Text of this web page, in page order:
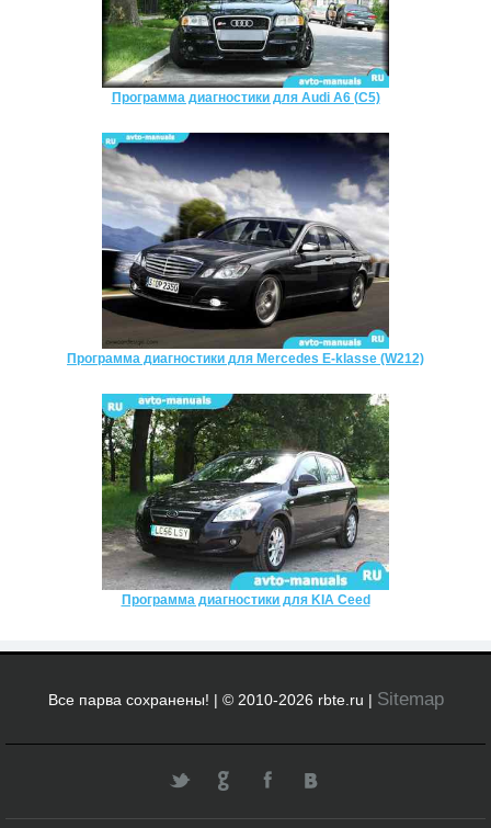
Программа диагностики для Audi A6 (C5)
Программа диагностики для Mercedes E-klasse (W212)
Программа диагностики для KIA Ceed
Все парва сохранены! | © 2010-2026 rbte.ru | Sitemap